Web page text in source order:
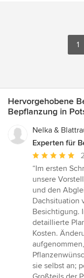
1
Hervorgehobene
Bepflanzung in
Nelka &
Experten für
Bewertung:
5
von
5
Sternen
“Im ersten
unsere
und den
Dachsituation
Besichtigung.
detaillierte
Kosten.
sie selbst an;